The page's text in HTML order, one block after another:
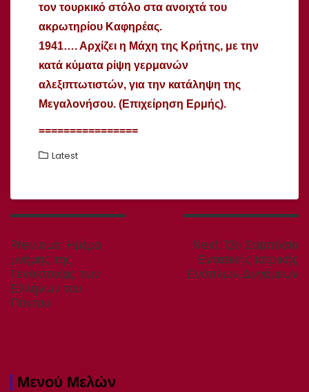
τον τουρκικό στόλο στα ανοιχτά του
ακρωτηρίου Καφηρέας.
1941…. Αρχίζει η Μάχη της Κρήτης, με την
κατά κύματα ρίψη γερμανών
αλεξιπτωτιστών, για την κατάληψη της
Μεγαλονήσου. (Επιχείρηση Ερμής).
================
Latest
Πλοήγηση
Previous: Previous
post:
Ημέρα
μνήμης της
Γενοκτονίας των
Ελλήνων του
Πόντου
Next: Next
post:
12ο Συμπόσιο
Εντατικής Ιατρικής
Ενόπλων Δυνάμεων
Μενού Μελών